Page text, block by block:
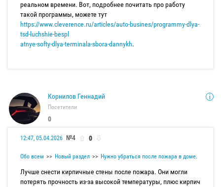
реальном времени. Вот, подробнее почитать про работу
такой программы, можете тут
https://www.cleverence.ru/articles/auto-busines/programmy-dlya-
tsd-luchshie-bespl
atnye-softy-dlya-terminala-sbora-dannykh.
Корнилов Геннадий
Посетители
0
12:47, 05.04.2026 №4 0
Обо всем Новый раздел Нужно убраться после пожара в доме.
Лучше снести кирпичные стены после пожара. Они могли
потерять прочность из-за высокой температуры, плюс кирпич